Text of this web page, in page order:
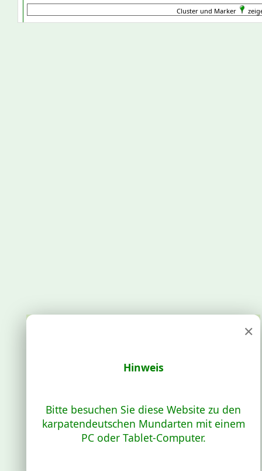
Cluster und Marker
×
Hinweis
Bitte besuchen Sie diese Website zu den
karpatendeutschen Mundarten mit einem
PC oder Tablet-Computer.